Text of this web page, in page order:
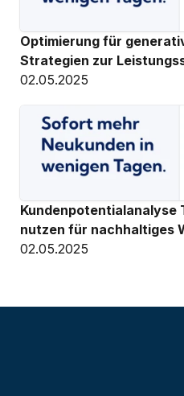
Optimierung für
Strategien zur
02.05.2025
nutzen für nachhaltiges
02.05.2025